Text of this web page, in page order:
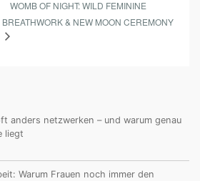
WOMB OF NIGHT: WILD FEMININE
BREATHWORK & NEW MOON CEREMONY
anders netzwerken – und warum genau
liegt
Warum Frauen noch immer den